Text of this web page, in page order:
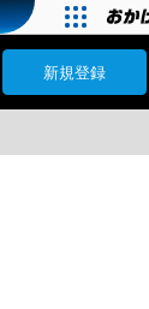
新規登録